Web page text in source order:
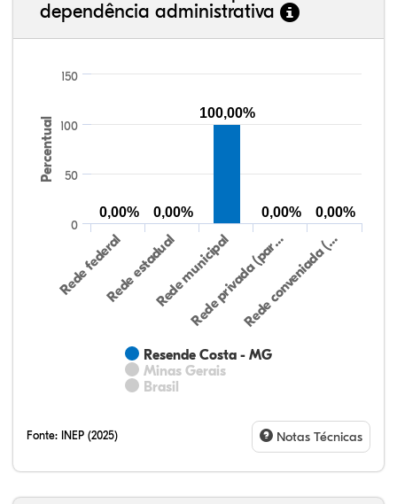
dependência administrativa
Percentual
Resende Costa - MG
Minas Gerais
Brasil
Rede federalRede estadualRede municipal
Rede privada (par…Rede conveniada (…
0
50
100
150
0,00% 0,00%
100,00%
0,00% 0,00%
Fonte: INEP (2025) Notas Técnicas